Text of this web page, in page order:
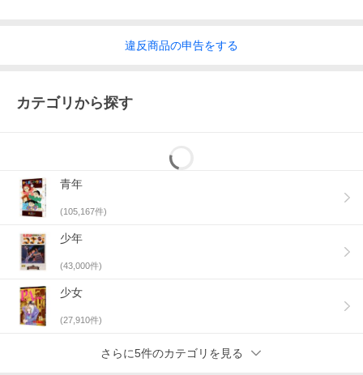
違反商品の申告をする
カテゴリから探す
青年
(105,167件)
少年
(43,000件)
少女
(27,910件)
さらに5件のカテゴリを見る